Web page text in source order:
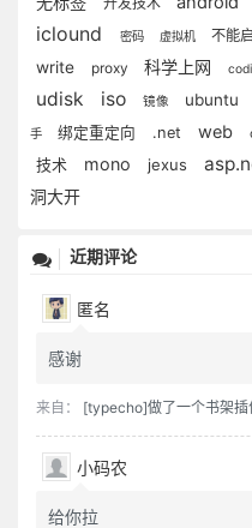
iclound 密码 虚拟机 不能
write proxy 科学上网
udisk
iso 镜像 ubuntu
手 绑定重定向 .net web
技术 mono jexus
洞大开
近期评论
匿名
感谢
来自： [typecho]做了一个书架插
小码农
给你拉